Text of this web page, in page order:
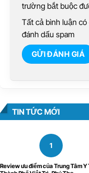
trường bắt buộc
Tất cả bình luận
đánh dấu spam
TIN TỨC MỚI
Review ưu điểm của Trung Tâm Y